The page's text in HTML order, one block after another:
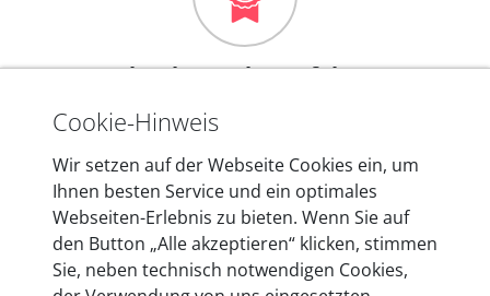
Mehr als 10 Jahre Erfahrung
In den Kfz-Diagnosegeräten von autoaid stecken
entwickeln wir unsere Produkte am Standort in
Berlin laufend weiter. Auf diese Qualität vertrauen
heute mehr als 60.000 Privatkunden und
Unternehmen.
Cookie-Hinweis
Wir setzen auf der Webseite Cookies ein, um
Ihnen besten Service und ein optimales
Webseiten-Erlebnis zu bieten. Wenn Sie auf
den Button „Alle akzeptieren“ klicken, stimmen
Sie, neben technisch notwendigen Cookies,